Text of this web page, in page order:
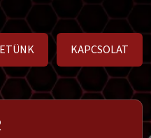
KAPCSOLAT